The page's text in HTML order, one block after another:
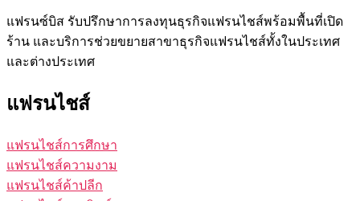
แฟรนซ์บิส รับปรึกษาการลงทุนธุรกิจแฟรนไชส์พร้อมพื้นที่เปิด
ร้าน และบริการช่วยขยายสาขาธุรกิจแฟรนไชส์ทั้งในประเทศ
และต่างประเทศ
แฟรนไชส์
แฟรนไชส์การศึกษา
แฟรนไชส์ความงาม
แฟรนไชส์ค้าปลีก